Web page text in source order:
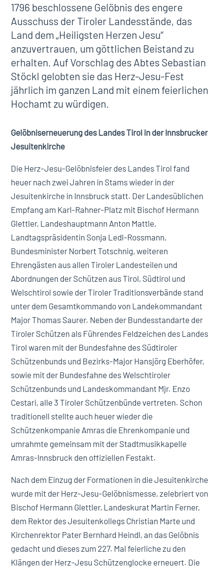
1796 beschlossene Gelöbnis des engere
Ausschuss der Tiroler Landesstände, das
Land dem „Heiligsten Herzen Jesu“
anzuvertrauen, um göttlichen Beistand zu
erhalten. Auf Vorschlag des Abtes Sebastian
Stöckl gelobten sie das Herz-Jesu-Fest
jährlich im ganzen Land mit einem feierlichen
Hochamt zu würdigen.
Gelöbniserneuerung des Landes Tirol in der Innsbrucker
Jesuitenkirche
Die Herz-Jesu-Gelöbnisfeier des Landes Tirol fand
heuer nach zwei Jahren in Stams wieder in der
Jesuitenkirche in Innsbruck statt. Der Landesüblichen
Empfang am Karl-Rahner-Platz mit Bischof Hermann
Glettler, Landeshauptmann Anton Mattle,
Landtagspräsidentin Sonja Ledl-Rossmann,
Bundesminister Norbert Totschnig, weiteren
Ehrengästen aus allen Tiroler Landesteilen und
Abordnungen der Schützen aus Tirol, Südtirol und
Welschtirol sowie der Tiroler Traditionsverbände stand
unter dem Gesamtkommando von Landekommandant
Major Thomas Saurer. Neben der Bundesstandarte der
Tiroler Schützen als Führendes Feldzeichen des Landes
Tirol waren mit der Bundesfahne des Südtiroler
Schützenbunds und Bezirks-Major Hansjörg Eberhöfer,
sowie mit der Bundesfahne des Welschtiroler
Schützenbunds und Landeskommandant Mjr. Enzo
Cestari, alle 3 Tiroler Schützenbünde vertreten. Schon
traditionell stellte auch heuer wieder die
Schützenkompanie Amras die Ehrenkompanie und
umrahmte gemeinsam mit der Stadtmusikkapelle
Amras-Innsbruck den offiziellen Festakt.
Nach dem Einzug der Formationen in die Jesuitenkirche
wurde mit der Herz-Jesu-Gelöbnismesse, zelebriert von
Bischof Hermann Glettler, Landeskurat Martin Ferner,
dem Rektor des Jesuitenkollegs Christian Marte und
Kirchenrektor Pater Bernhard Heindl, an das Gelöbnis
gedacht und dieses zum 227. Mal feierliche zu den
Klängen der Herz-Jesu Schützenglocke erneuert. Die